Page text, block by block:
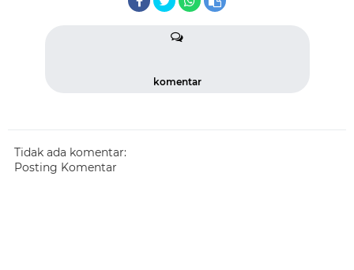
komentar
Tidak ada komentar:
Posting Komentar